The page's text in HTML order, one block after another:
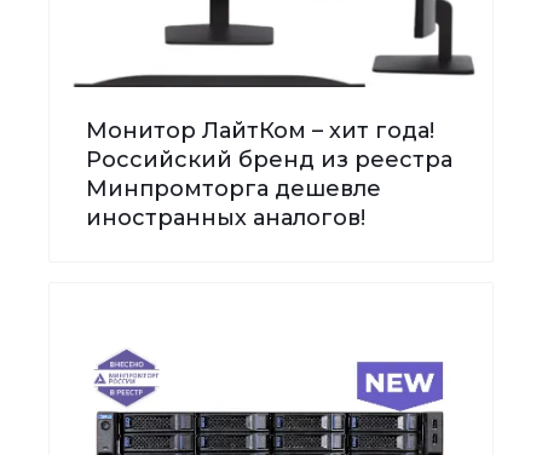
Монитор ЛайтКом – хит года!
Российский бренд из реестра
Минпромторга дешевле
иностранных аналогов!